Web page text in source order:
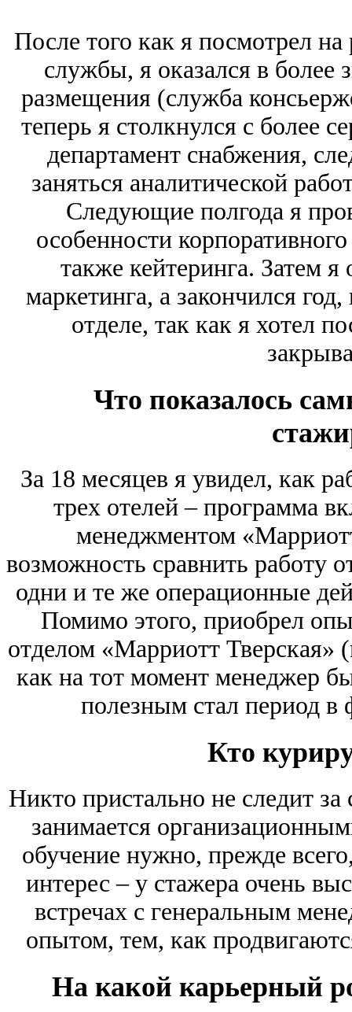
После того как я посмотрел
службы, я оказался в более
размещения (служба
теперь я столкнулся с более
департамент снабжения,
заняться аналитической
Следующие полгода я
особенности
также кейтеринга. Затем
маркетинга, а закончился
отделе, так как я хотел
Что показалось
За 18 месяцев я увидел, как
трех отелей – программа
менеджментом
возможность сравнить работу
одни и те же операционные
Помимо этого, приобрел
отделом «Марриотт Тверская»
как на тот момент менеджер
полезным стал период в
Кто
Никто пристально не следит
занимается
обучение нужно, прежде
интерес – у стажера очень
встречах с генеральным
опытом, тем, как
На какой карьерный